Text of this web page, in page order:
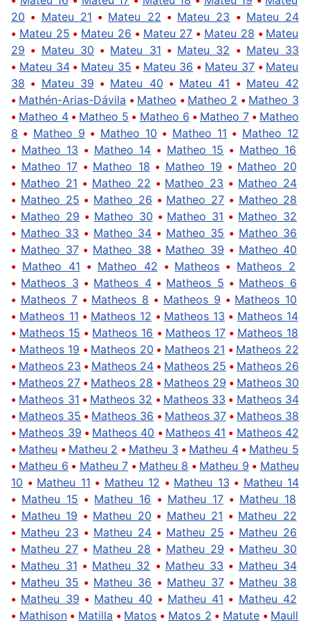
20 • Mateu 21 • Mateu 22 • Mateu 23 • Mateu 24
• Mateu 25 • Mateu 26 • Mateu 27 • Mateu 28 • Mateu
29 • Mateu 30 • Mateu 31 • Mateu 32 • Mateu 33
• Mateu 34• Mateu 35 • Mateu 36 • Mateu 37• Mateu
38 • Mateu 39 • Mateu 40 • Mateu 41 • Mateu 42
• Mathén-Arias-Dávila • Matheo • Matheo 2 • Matheo 3
• Matheo 4 • Matheo 5 • Matheo 6 • Matheo 7• Matheo
8 • Matheo 9 • Matheo 10 • Matheo 11 • Matheo 12
• Matheo 13 • Matheo 14 • Matheo 15 • Matheo 16
• Matheo 17 • Matheo 18 • Matheo 19 • Matheo 20
• Matheo 21 • Matheo 22 • Matheo 23 • Matheo 24
• Matheo 25 • Matheo 26 • Matheo 27 • Matheo 28
• Matheo 29 • Matheo 30 • Matheo 31 • Matheo 32
• Matheo 33 • Matheo 34 • Matheo 35 • Matheo 36
• Matheo 37• Matheo 38 • Matheo 39 • Matheo 40
• Matheo 41 • Matheo 42 • Matheos • Matheos 2
• Matheos 3 • Matheos 4• Matheos 5 • Matheos 6
• Matheos 7• Matheos 8 • Matheos 9 • Matheos 10
• Matheos 11 • Matheos 12 • Matheos 13 • Matheos 14
• Matheos 15 • Matheos 16 • Matheos 17• Matheos 18
• Matheos 19 • Matheos 20 • Matheos 21 • Matheos 22
• Matheos 23 • Matheos 24 • Matheos 25 • Matheos 26
• Matheos 27 • Matheos 28 • Matheos 29 • Matheos 30
• Matheos 31 • Matheos 32 • Matheos 33 • Matheos 34
• Matheos 35 • Matheos 36 • Matheos 37• Matheos 38
• Matheos 39 • Matheos 40 • Matheos 41 • Matheos 42
• Matheu • Matheu 2 • Matheu 3 • Matheu 4• Matheu 5
• Matheu 6 • Matheu 7 • Matheu 8 • Matheu 9 • Matheu
10 • Matheu 11 • Matheu 12 • Matheu 13 • Matheu 14
• Matheu 15 • Matheu 16 • Matheu 17• Matheu 18
• Matheu 19 • Matheu 20 • Matheu 21 • Matheu 22
• Matheu 23 • Matheu 24 • Matheu 25 • Matheu 26
• Matheu 27 • Matheu 28 • Matheu 29 • Matheu 30
• Matheu 31 • Matheu 32 • Matheu 33 • Matheu 34
• Matheu 35 • Matheu 36 • Matheu 37• Matheu 38
• Matheu 39 • Matheu 40 • Matheu 41 • Matheu 42
• Mathison• Matilla • Matos • Matos 2 • Matute• Maull